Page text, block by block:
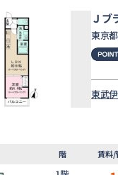
Ｊブ
東京都
東武
階 賃料/